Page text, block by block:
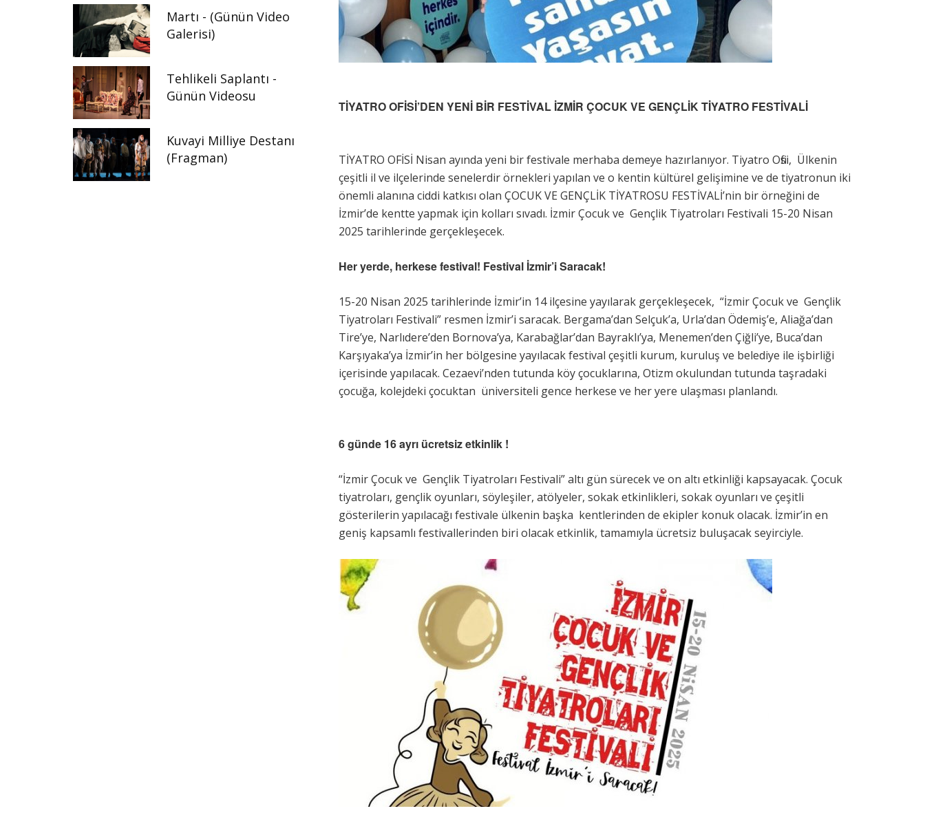
TİYATRO OFİSİ’DEN YENİ BİR FESTİVAL İZMİR ÇOCUK VE GENÇLİK TİYATRO FESTİVALİ
TİYATRO OFİSİ Nisan ayında yeni bir festivale merhaba demeye hazırlanıyor. Tiyatro Ofisi, Ülkenin
çeşitli il ve ilçelerinde senelerdir örnekleri yapılan ve o kentin kültürel gelişimine ve de tiyatronun iki
önemli alanına ciddi katkısı olan ÇOCUK VE GENÇLİK TİYATROSU FESTİVALİ’nin bir örneğini de
İzmir’de kentte yapmak için kolları sıvadı. İzmir Çocuk ve Gençlik Tiyatroları Festivali 15-20 Nisan
2025 tarihlerinde gerçekleşecek.
Her yerde, herkese festival! Festival İzmir’i Saracak!
15-20 Nisan 2025 tarihlerinde İzmir’in 14 ilçesine yayılarak gerçekleşecek, “İzmir Çocuk ve Gençlik
Tiyatroları Festivali” resmen İzmir’i saracak. Bergama’dan Selçuk’a, Urla’dan Ödemiş’e, Aliağa’dan
Tire’ye, Narlıdere’den Bornova’ya, Karabağlar’dan Bayraklı’ya, Menemen’den Çiğli’ye, Buca’dan
Karşıyaka’ya İzmir’in her bölgesine yayılacak festival çeşitli kurum, kuruluş ve belediye ile işbirliği
içerisinde yapılacak. Cezaevi’nden tutunda köy çocuklarına, Otizm okulundan tutunda taşradaki
çocuğa, kolejdeki çocuktan üniversiteli gence herkese ve her yere ulaşması planlandı.
6 günde 16 ayrı ücretsiz etkinlik !
“İzmir Çocuk ve Gençlik Tiyatroları Festivali” altı gün sürecek ve on altı etkinliği kapsayacak. Çocuk
tiyatroları, gençlik oyunları, söyleşiler, atölyeler, sokak etkinlikleri, sokak oyunları ve çeşitli
gösterilerin yapılacağı festivale ülkenin başka kentlerinden de ekipler konuk olacak. İzmir’in en
geniş kapsamlı festivallerinden biri olacak etkinlik, tamamıyla ücretsiz buluşacak seyirciyle.
Martı - (Günün Video
Galerisi)
Tehlikeli Saplantı -
Günün Videosu
Kuvayi Milliye Destanı
(Fragman)